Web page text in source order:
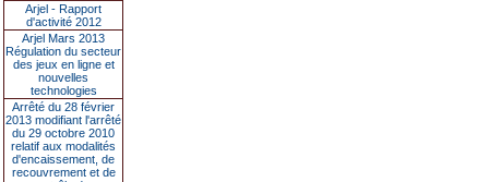
Arjel - Rapport
d'activité 2012
Arjel Mars 2013
Régulation du secteur
des jeux en ligne et
nouvelles
technologies
Arrêté du 28 février
2013 modifiant l'arrêté
du 29 octobre 2010
relatif aux modalités
d'encaissement, de
recouvrement et de